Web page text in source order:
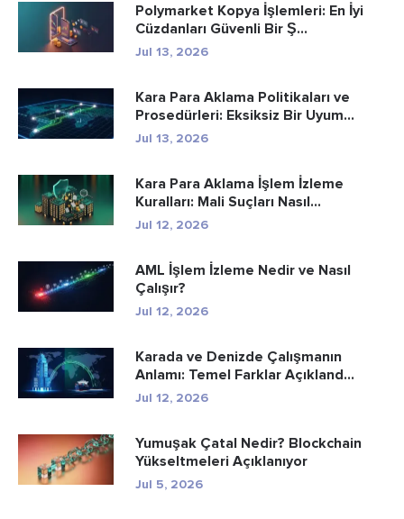
Polymarket Kopya İşlemleri: En İyi
Cüzdanları Güvenli Bir Ş...
Jul 13, 2026
Kara Para Aklama Politikaları ve
Prosedürleri: Eksiksiz Bir Uyum...
Jul 13, 2026
Kara Para Aklama İşlem İzleme
Kuralları: Mali Suçları Nasıl...
Jul 12, 2026
AML İşlem İzleme Nedir ve Nasıl
Çalışır?
Jul 12, 2026
Karada ve Denizde Çalışmanın
Anlamı: Temel Farklar Açıkland...
Jul 12, 2026
Yumuşak Çatal Nedir? Blockchain
Yükseltmeleri Açıklanıyor
Jul 5, 2026